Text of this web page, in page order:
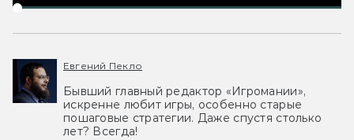
Евгений Пекло
Бывший главный редактор «Игромании»,
искренне любит игры, особенно старые
пошаговые стратегии. Даже спустя столько
лет? Всегда!